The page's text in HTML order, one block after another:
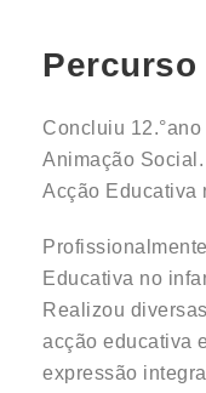
Percurso
Concluiu
Animação
Acção Educativa
Educativa no
Realizou
acção educativa
expressão